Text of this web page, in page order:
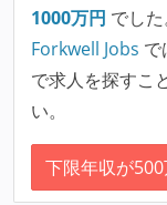
1000万円 でした
Forkwell Jobs で
で求人を探すこ
い。
下限年収が